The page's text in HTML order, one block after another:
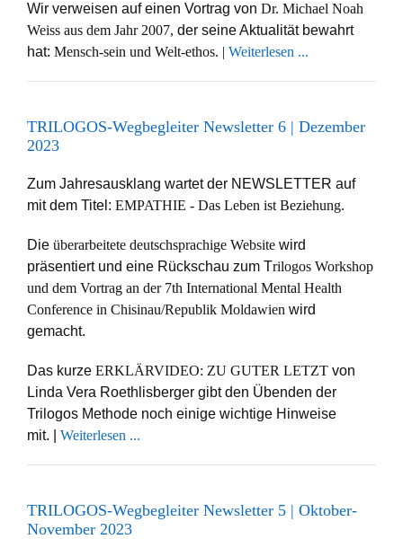
Wir verweisen auf einen Vortrag von Dr. Michael Noah
Weiss aus dem Jahr 2007, der seine Aktualität bewahrt
hat: Mensch-sein und Welt-ethos. | Weiterlesen ...
TRILOGOS-Wegbegleiter Newsletter 6 | Dezember
2023
Zum Jahresausklang wartet der NEWSLETTER auf
mit dem Titel: EMPATHIE - Das Leben ist Beziehung.
Die überarbeitete deutschsprachige Website wird
präsentiert und eine Rückschau zum Trilogos Workshop
und dem Vortrag an der 7th International Mental Health
Conference in Chisinau/Republik Moldawien wird
gemacht.
Das kurze ERKLÄRVIDEO: ZU GUTER LETZT von
Linda Vera Roethlisberger gibt den Übenden der
Trilogos Methode noch einige wichtige Hinweise
mit. | Weiterlesen ...
TRILOGOS-Wegbegleiter Newsletter 5 | Oktober-
November 2023